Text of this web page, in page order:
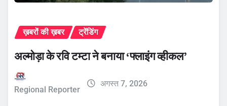
ख़बरों की ख़बर ट्रेंडिंग
अल्मोड़ा के रवि टम्टा ने बनाया ‘फ्लाइंग व्हीकल’
Regional Reporter
अगस्त 7, 2026